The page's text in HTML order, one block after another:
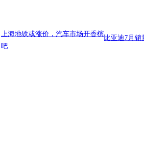
上海地铁或涨价，汽车市场开香槟
吧
比亚迪7月销